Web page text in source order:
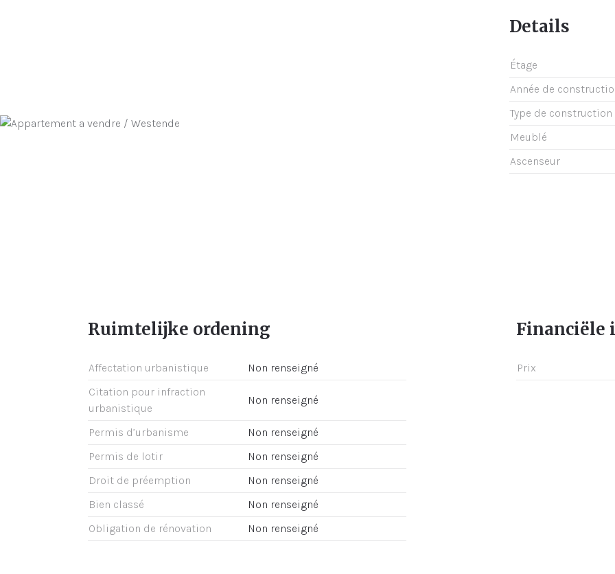
Details
Étage
Année de
Type de construction
Meublé
Ascenseur
Ruimtelijke ordening
Affectation urbanistique
Non renseigné
Citation pour infraction
urbanistique
Non renseigné
Permis d’urbanisme
Non renseigné
Permis de lotir
Non renseigné
Droit de préemption
Non renseigné
Bien classé
Non renseigné
Obligation de rénovation
Non renseigné
Financiële
Prix